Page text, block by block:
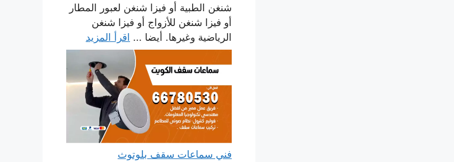
شنغن الطبية أو فيزا شنغن لعبور المطار
أو فيزا شنغن للأزواج أو فيزا شنغن
الرياضية وغيرها. أيضا ... اقرأ المزيد
فني سماعات سقف بلوتوث